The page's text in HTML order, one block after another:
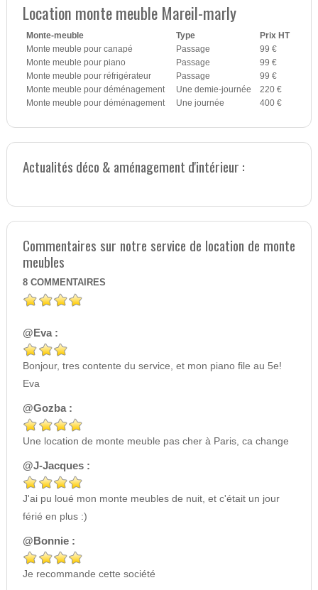
Location monte meuble Mareil-marly
Monte-meuble Type
Prix HT
Monte meuble pour canapé
Passage
99 €
Monte meuble pour piano
Passage
99 €
Monte meuble pour réfrigérateur
Passage
99 €
Monte meuble pour déménagement
Une demie-journée
220 €
Monte meuble pour déménagement
Une journée 400 €
Actualités déco & aménagement d'intérieur :
Commentaires sur notre service de location de monte
meubles
8 COMMENTAIRES
@Eva :
Bonjour, tres contente du service, et mon piano file au 5e!
Eva
@Gozba :
Une location de monte meuble pas cher à Paris, ca change
@J-Jacques :
J'ai pu loué mon monte meubles de nuit, et c'était un jour
férié en plus :)
@Bonnie :
Je recommande cette société